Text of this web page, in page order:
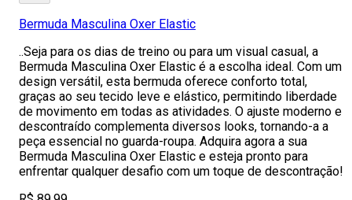
Bermuda Masculina Oxer Elastic
..Seja para os dias de treino ou para um visual casual, a
Bermuda Masculina Oxer Elastic é a escolha ideal. Com um
design versátil, esta bermuda oferece conforto total,
graças ao seu tecido leve e elástico, permitindo liberdade
de movimento em todas as atividades. O ajuste moderno e
descontraído complementa diversos looks, tornando-a a
peça essencial no guarda-roupa. Adquira agora a sua
Bermuda Masculina Oxer Elastic e esteja pronto para
enfrentar qualquer desafio com um toque de descontração!